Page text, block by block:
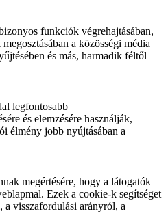
funkciók végrehajtásában,
a közösségi média
és más, harmadik féltől
legfontosabb
és elemzésére használják,
élmény jobb nyújtásában a
megértésére, hogy a látogatók
Ezek a cookie-k segítséget
a visszafordulási arányról, a